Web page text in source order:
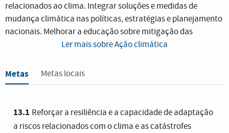
relacionados ao clima. Integrar soluções e medidas de
mudança climática nas políticas, estratégias e planejamento
nacionais. Melhorar a educação sobre mitigação das
mudanças climáticas, redução de impacto e alerta precoce.
Ler mais sobre Ação climática
Metas Metas locais
13.1 Reforçar a resiliência e a capacidade de adaptação
a riscos relacionados com o clima e as catástrofes